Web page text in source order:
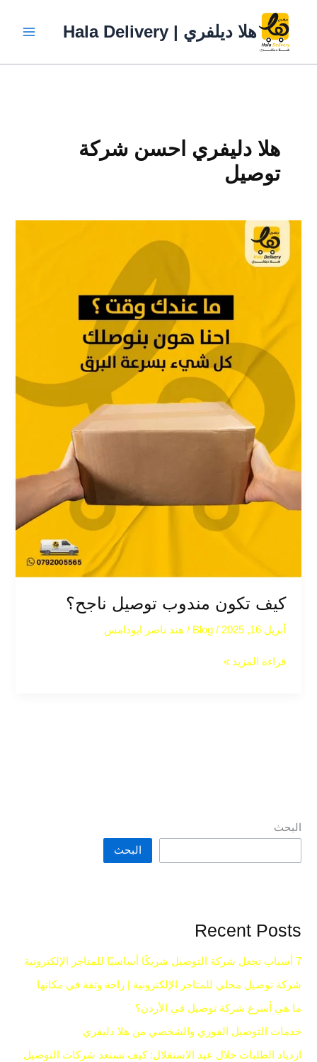
المحتوى
هلا ديلفري | Hala Delivery
هلا دليفري احسن شركة
توصيل
كيف تكون مندوب توصيل ناجح؟​
أبريل 16, 2025 /
Blog
/ هند ناصر ابودامس
كيف
تكون
مندوب
قراءة المزيد »
البحث
البحث
Recent Posts
7 أسباب تجعل شركة التوصيل شريكًا أساسيًا للمتاجر الإلكترونية
شركة توصيل محلي للمتاجر الإلكترونية | راحة وثقة في مكانها
ما هي أسرع شركة توصيل في الأردن؟
خدمات التوصيل الفوري والشخصي من هلا دليفري
ازدياد الطلبات خلال عيد الاستقلال: كيف تستعد شركات التوصيل